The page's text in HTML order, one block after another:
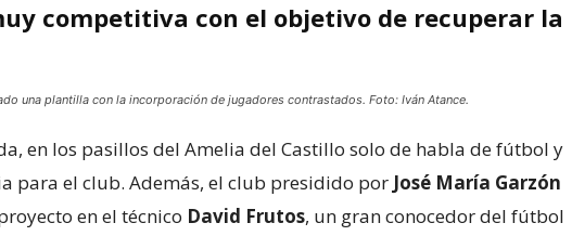
competitiva con el objetivo de recuperar la
una plantilla con la incorporación de jugadores contrastados. Foto: Iván Atance.
en los pasillos del Amelia del Castillo solo de habla de fútbol y
para el club. Además, el club presidido por José María Garzón
en el técnico David Frutos, un gran conocedor del fútbol